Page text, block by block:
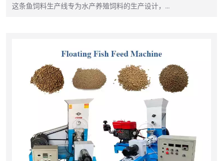
这条鱼饲料生产线专为水产养殖饲料的生产设计，…